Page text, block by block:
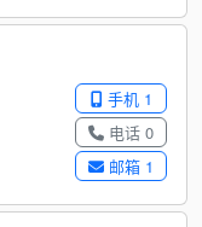
手机 1
电话 0
邮箱 1